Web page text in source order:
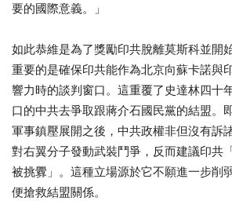
要的國際意義。」
如此恭維是為了獎勵印共脫離莫斯科並開
重要的是確保印共能作為北京向蘇卡諾與
響力時的談判窗口。這重覆了史達林四十
口的中共去爭取跟蔣介石國民黨的結盟。
軍事鎮壓展開之後，中共政權非但沒有訴
對右翼分子發動武裝鬥爭，反而建議印共
被挑釁」。這種立場源於它不願進一步削
便搶救結盟關係。